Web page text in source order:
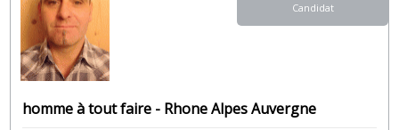
homme à tout faire - Rhone Alpes Auvergne
Candidat